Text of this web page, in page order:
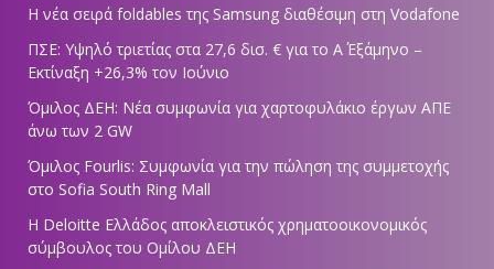
Η νέα σειρά foldables της Samsung διαθέσιμη στη Vodafone
ΠΣΕ: Υψηλό τριετίας στα 27,6 δισ. € για το Α΄ Εξάμηνο –
Εκτίναξη +26,3% τον Ιούνιο
Όμιλος ΔΕΗ: Νέα συμφωνία για χαρτοφυλάκιο έργων ΑΠΕ
άνω των 2 GW
Όμιλος Fourlis: Συμφωνία για την πώληση της συμμετοχής
στο Sofia South Ring Mall
Η Deloitte Ελλάδος αποκλειστικός χρηματοοικονομικός
σύμβουλος του Ομίλου ΔΕΗ